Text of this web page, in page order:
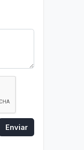
Enviar